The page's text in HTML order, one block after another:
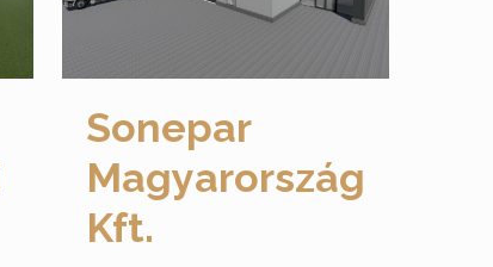
Sonepar
Magyarország
Kft.